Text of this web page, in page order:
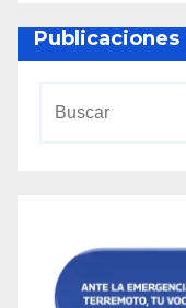
Publicaciones